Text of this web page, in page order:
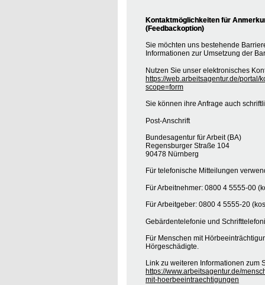
Kontaktmöglichkeiten für
(Feedbackoption)
Sie möchten uns bestehende
Informationen zur Umsetzung der
Nutzen Sie unser elektronisches
https://web.arbeitsagentur.de/portal/
scope=form
Sie können ihre Anfrage auch
Post-Anschrift
Bundesagentur für Arbeit (BA)
Regensburger Straße 104
90478 Nürnberg
Für telefonische Mitteilungen
Für Arbeitnehmer: 0800 4 5555-00
Für Arbeitgeber: 0800 4 5555-20
Gebärdentelefonie und
Für Menschen mit
Hörgeschädigte.
Link zu weiteren Informationen zum
https://www.arbeitsagentur.de/
mit-hoerbeeintraechtigungen